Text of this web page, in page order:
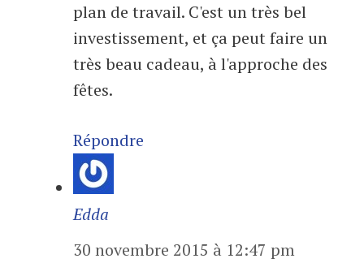
plan de travail. C'est un très bel
investissement, et ça peut faire un
très beau cadeau, à l'approche des
fêtes.
Répondre
Edda
30 novembre 2015 à 12:47 pm